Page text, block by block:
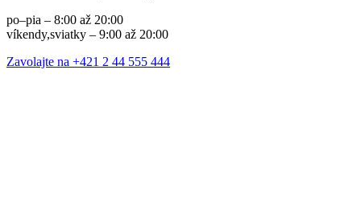
po–pia – 8:00 až 20:00
víkendy,sviatky – 9:00 až 20:00
Zavolajte na +421 2 44 555 444